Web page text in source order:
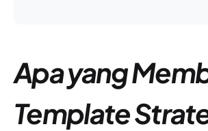
Apa yang
Template